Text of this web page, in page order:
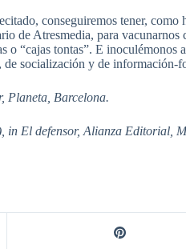
conseguiremos tener,
de Atresmedia, para vacunarnos
o “cajas tontas”. E
socialización y de información-
Planeta, Barcelona.
in El defensor, Alianza Editorial,